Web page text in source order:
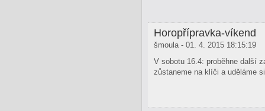
Horopřípravka-víkend
šmoula - 01. 4. 2015 18:15:19
V sobotu 16.4: proběhne další
zůstaneme na klíči a uděláme